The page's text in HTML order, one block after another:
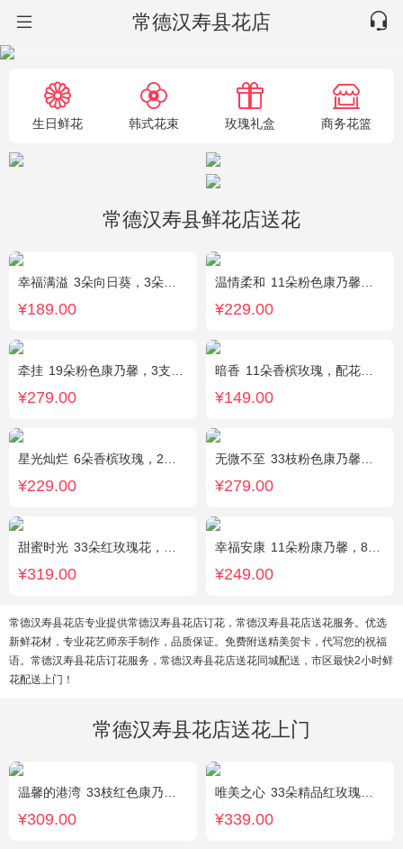
常德汉寿县花店
生日鲜花 韩式花束 玫瑰礼盒 商务花篮
常德汉寿县鲜花店送花
幸福满溢 3朵向日葵，3朵香槟玫瑰，配花、绿叶搭配
¥189.00
温情柔和 11朵粉色康乃馨，8朵粉玫瑰，搭配桔梗
¥229.00
牵挂 19朵粉色康乃馨，3支多头粉百合，黄莺搭配
¥279.00
暗香 11朵香槟玫瑰，配花、绿叶搭配
¥149.00
星光灿烂 6朵香槟玫瑰，2朵向日葵，1个蓝色绣球，桔梗、小花、绿叶搭配
¥229.00
无微不至 33枝粉色康乃馨，石竹梅围绕
¥279.00
甜蜜时光 33朵红玫瑰花，外围相思梅配花，黑色饰条环绕
¥319.00
幸福安康 11朵粉康乃馨，8朵粉玫瑰，搭配相思梅、黄莺穿插点缀。
¥249.00
常德汉寿县花店专业提供常德汉寿县花店订花，常德汉寿县花店送花服务。优选
新鲜花材，专业花艺师亲手制作，品质保证。免费附送精美贺卡，代写您的祝福
语。常德汉寿县花店订花服务，常德汉寿县花店送花同城配送，市区最快2小时鲜
花配送上门！
常德汉寿县花店送花上门
温馨的港湾 33枝红色康乃馨，3枝白色多头香水百合，绿叶，满天星搭配丰满。
¥309.00
唯美之心 33朵精品红玫瑰，搭配适量相思梅。
¥339.00